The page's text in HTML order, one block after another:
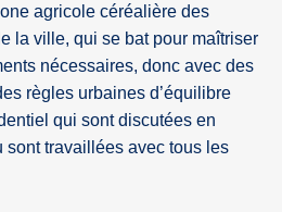
agricole céréalière des
la ville, qui se bat pour maîtriser
nécessaires, donc avec des
règles urbaines d’équilibre
qui sont discutées en
sont travaillées avec tous les